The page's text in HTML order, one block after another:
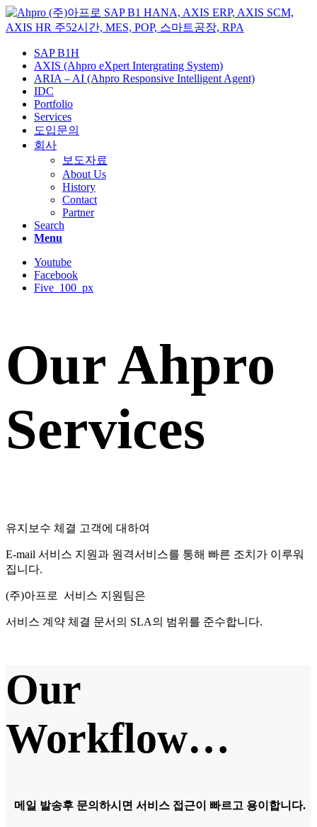
SAP B1H
AXIS (Ahpro eXpert Intergrating System)
ARIA – AI (Ahpro Responsive Intelligent Agent)
IDC
Portfolio
Services
도입문의
회사
보도자료
About Us
History
Contact
Partner
Search
Menu
Youtube
Facebook
Five_100_px
Our Ahpro
Services
유지보수 체결 고객에 대하여
E-mail 서비스 지원과 원격서비스를 통해 빠른 조치가 이루워
집니다.
(주)아프로 서비스 지원팀은
서비스 계약 체결 문서의 SLA의 범위를 준수합니다.
Our
Workflow…
메일 발송후 문의하시면 서비스 접근이 빠르고 용이합니다.